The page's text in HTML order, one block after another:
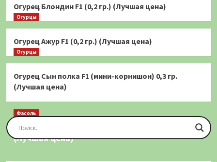
Огурец Блондин F1 (0,2 гр.) (Лучшая цена)
Огурцы
Огурец Ажур F1 (0,2 гр.) (Лучшая цена)
Огурцы
Огурец Сын полка F1 (мини-корнишон) 0,3 гр.
(Лучшая цена)
Фасоль
Фасоль Золотая Сакса (спаржевая) 20 шт.
(Лучшая цена)